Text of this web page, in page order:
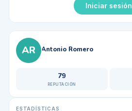
Iniciar sesión
AR Antonio Romero
79
REPUTACIÓN
ESTADÍSTICAS